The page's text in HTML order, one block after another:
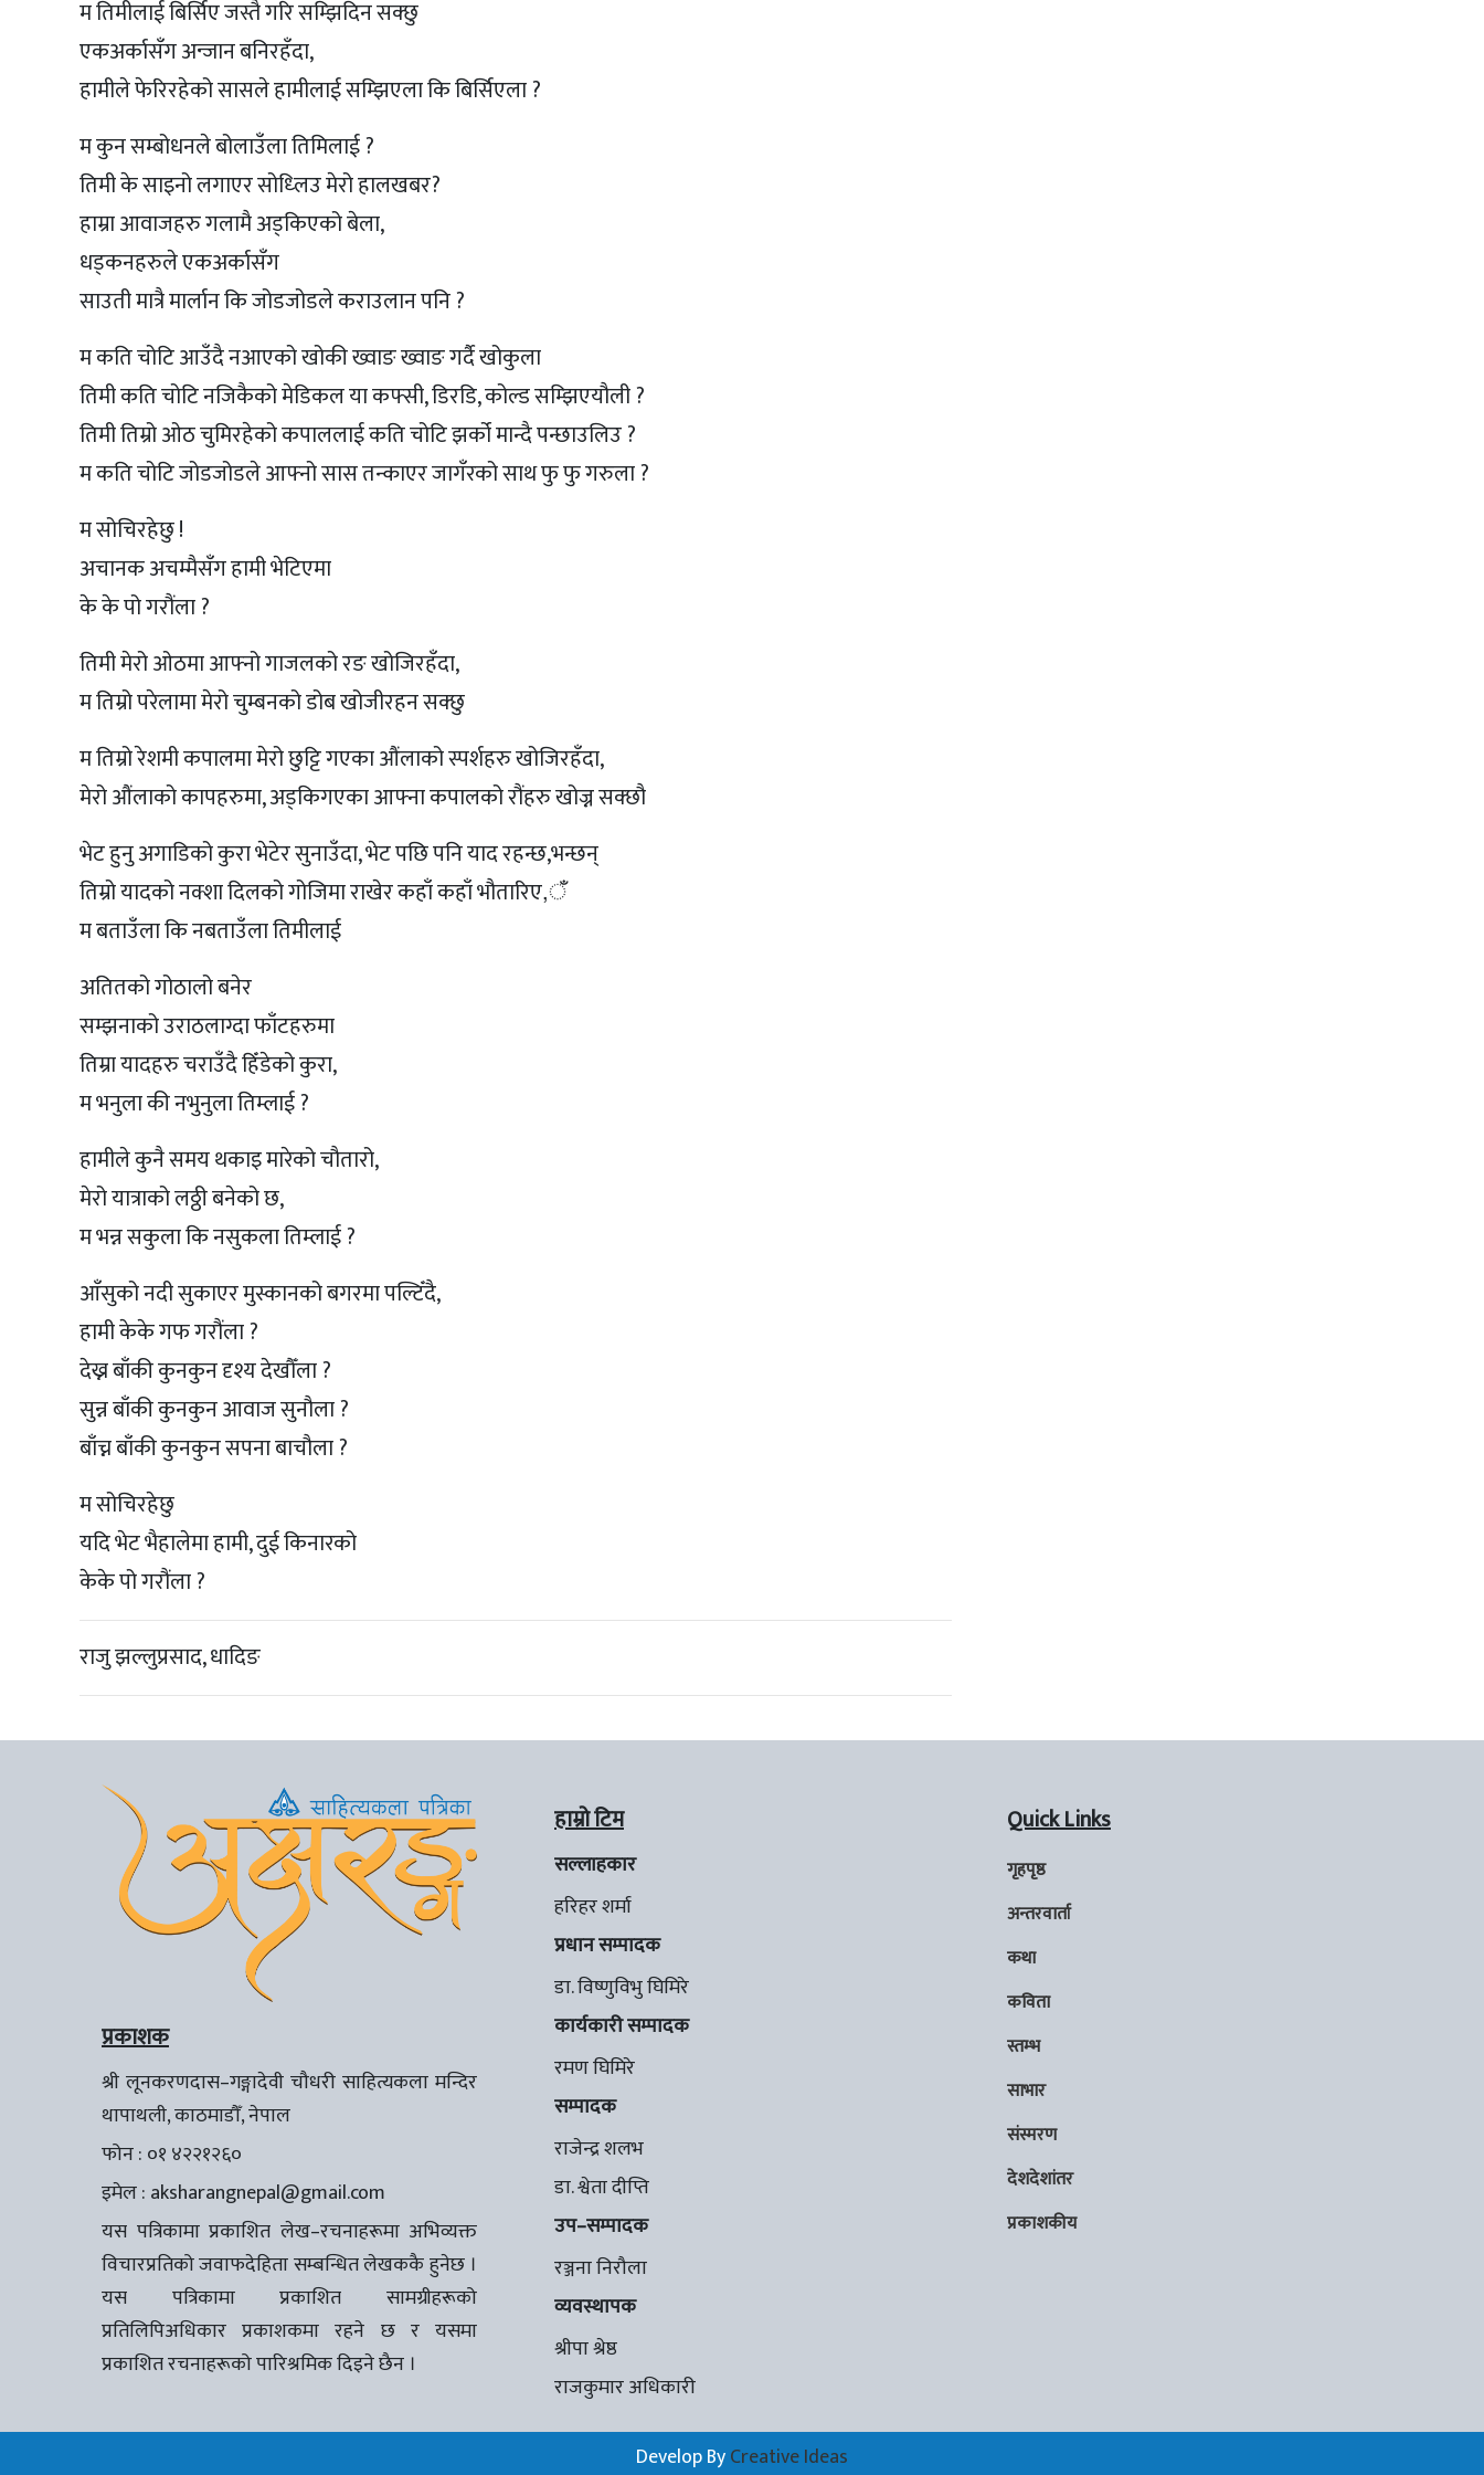
म तिमीलाई बिर्सिए जस्तै गरि सम्झिदिन सक्छु
एकअर्कासँग अन्जान बनिरहँदा,
हामीले फेरिरहेको सासले हामीलाई सम्झिएला कि बिर्सिएला ?
म कुन सम्बोधनले बोलाउँला तिमिलाई ?
तिमी के साइनो लगाएर सोध्लिउ मेरो हालखबर?
हाम्रा आवाजहरु गलामै अड्किएको बेला,
धड्कनहरुले एकअर्कासँग
साउती मात्रै मार्लान कि जोडजोडले कराउलान पनि ?
म कति चोटि आउँदै नआएको खोकी ख्वाङ ख्वाङ गर्दै खोकुला
तिमी कति चोटि नजिकैको मेडिकल या कफ्सी, डिरडि, कोल्ड सम्झिएयौली ?
तिमी तिम्रो ओठ चुमिरहेको कपाललाई कति चोटि झर्को मान्दै पन्छाउलिउ ?
म कति चोटि जोडजोडले आफ्नो सास तन्काएर जागँरको साथ फु फु गरुला ?
म सोचिरहेछु !
अचानक अचम्मैसँग हामी भेटिएमा
के के पो गरौंला ?
तिमी मेरो ओठमा आफ्नो गाजलको रङ खोजिरहँदा,
म तिम्रो परेलामा मेरो चुम्बनको डोब खोजीरहन सक्छु
म तिम्रो रेशमी कपालमा मेरो छुट्टि गएका औंलाको स्पर्शहरु खोजिरहँदा,
मेरो औंलाको कापहरुमा, अड्किगएका आफ्ना कपालको रौंहरु खोज्न सक्छौ
भेट हुनु अगाडिको कुरा भेटेर सुनाउँदा, भेट पछि पनि याद रहन्छ,भन्छन्
तिम्रो यादको नक्शा दिलको गोजिमा राखेर कहाँ कहाँ भौतारिए,ँ
म बताउँला कि नबताउँला तिमीलाई
अतितको गोठालो बनेर
सम्झनाको उराठलाग्दा फाँटहरुमा
तिम्रा यादहरु चराउँदै हिँडेको कुरा,
म भनुला की नभुनुला तिम्लाई ?
हामीले कुनै समय थकाइ मारेको चौतारो,
मेरो यात्राको लठ्ठी बनेको छ,
म भन्न सकुला कि नसुकला तिम्लाई ?
आँसुको नदी सुकाएर मुस्कानको बगरमा पल्टिँदै,
हामी केके गफ गरौंला ?
देख्न बाँकी कुनकुन दृश्य देखौँला ?
सुन्न बाँकी कुनकुन आवाज सुनौला ?
बाँच्न बाँकी कुनकुन सपना बाचौला ?
म सोचिरहेछु
यदि भेट भैहालेमा हामी, दुई किनारको
केके पो गरौंला ?
राजु झल्लुप्रसाद, धादिङ
प्रकाशक
श्री लूनकरणदास–गङ्गादेवी चौधरी साहित्यकला मन्दिर
थापाथली, काठमाडौँ, नेपाल
फोन : ०१ ४२२१२६०
इमेल : aksharangnepal@gmail.com
यस पत्रिकामा प्रकाशित लेख–रचनाहरूमा अभिव्यक्त
विचारप्रतिको जवाफदेहिता सम्बन्धित लेखककै हुनेछ ।
यस पत्रिकामा प्रकाशित सामग्रीहरूको
प्रतिलिपिअधिकार प्रकाशकमा रहने छ र यसमा
प्रकाशित रचनाहरूको पारिश्रमिक दिइने छैन ।
हाम्रो टिम
सल्लाहकार
हरिहर शर्मा
प्रधान सम्पादक
डा. विष्णुविभु घिमिरे
कार्यकारी सम्पादक
रमण घिमिरे
सम्पादक
राजेन्द्र शलभ
डा. श्वेता दीप्ति
उप–सम्पादक
रञ्जना निरौला
व्यवस्थापक
श्रीपा श्रेष्ठ
राजकुमार अधिकारी
Quick Links
गृहपृष्ठ
अन्तरवार्ता
कथा
कविता
स्तम्भ
साभार
संस्मरण
देशदेशांतर
प्रकाशकीय
Develop ByCreative Ideas